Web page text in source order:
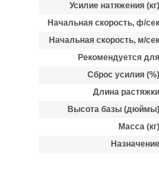
Усилие натяжения (кг)
Начальная скорость, ф/сек
Начальная скорость, м/сек
Рекомендуется для
Сброс усилия (%)
Длина растяжки
Высота базы (дюймы)
Масса (кг)
Назначение